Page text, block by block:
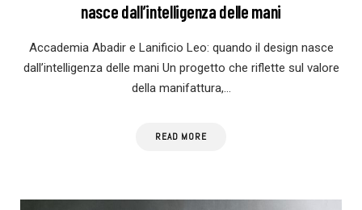
nasce dall’intelligenza delle mani
Accademia Abadir e Lanificio Leo: quando il design nasce
dall’intelligenza delle mani Un progetto che riflette sul valore
della manifattura,…
READ MORE